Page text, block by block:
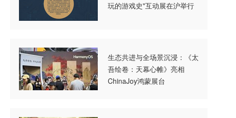
玩的游戏史"互动展在沪举行
生态共进与全场景沉浸：《太
吾绘卷：天幕心帷》亮相
ChinaJoy鸿蒙展台